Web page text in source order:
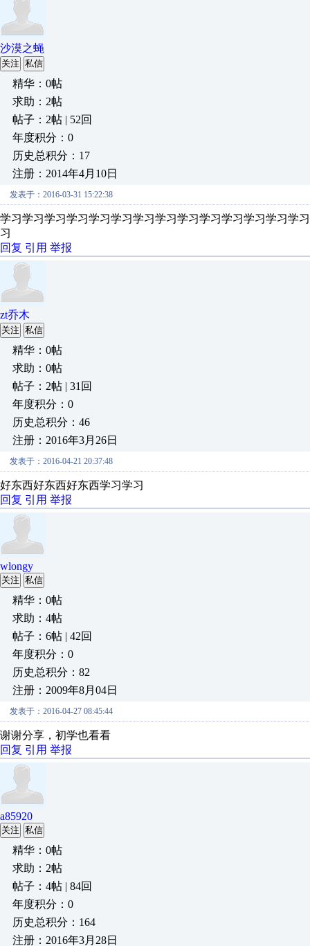
沙漠之蝇
关注 私信
精华：0帖
求助：2帖
帖子：2帖 | 52回
年度积分：0
历史总积分：17
注册：2014年4月10日
发表于：2016-03-31 15:22:38
学习学习学习学习学习学习学习学习学习学习学习学习学习学
习
回复 引用 举报
zt乔木
关注 私信
精华：0帖
求助：0帖
帖子：2帖 | 31回
年度积分：0
历史总积分：46
注册：2016年3月26日
发表于：2016-04-21 20:37:48
好东西好东西好东西学习学习
回复 引用 举报
wlongy
关注 私信
精华：0帖
求助：4帖
帖子：6帖 | 42回
年度积分：0
历史总积分：82
注册：2009年8月04日
发表于：2016-04-27 08:45:44
谢谢分享，初学也看看
回复 引用 举报
a85920
关注 私信
精华：0帖
求助：2帖
帖子：4帖 | 84回
年度积分：0
历史总积分：164
注册：2016年3月28日